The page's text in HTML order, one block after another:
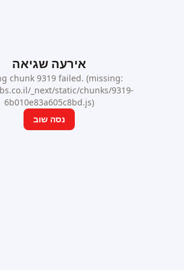
אירעה שגיאה
Loading chunk 9319 failed. (missing:
https://hbs.co.il/_next/static/chunks/9319-
6b010e83a605c8bd.js)